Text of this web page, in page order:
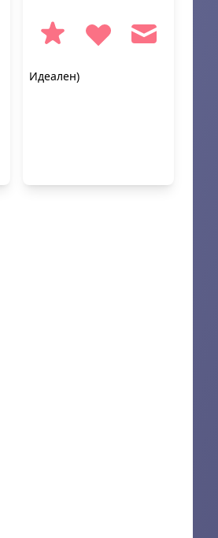
Идеален)